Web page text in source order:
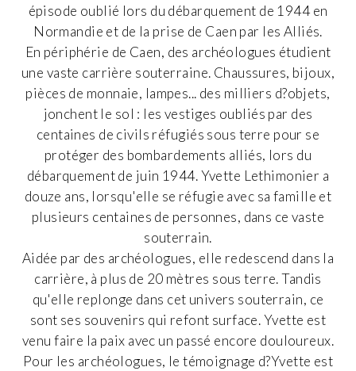
épisode oublié lors du débarquement de 1944 en
Normandie et de la prise de Caen par les Alliés.
En périphérie de Caen, des archéologues étudient
une vaste carrière souterraine. Chaussures, bijoux,
pièces de monnaie, lampes... des milliers d?objets,
jonchent le sol : les vestiges oubliés par des
centaines de civils réfugiés sous terre pour se
protéger des bombardements alliés, lors du
débarquement de juin 1944. Yvette Lethimonier a
douze ans, lorsqu'elle se réfugie avec sa famille et
plusieurs centaines de personnes, dans ce vaste
souterrain.
Aidée par des archéologues, elle redescend dans la
carrière, à plus de 20 mètres sous terre. Tandis
qu'elle replonge dans cet univers souterrain, ce
sont ses souvenirs qui refont surface. Yvette est
venu faire la paix avec un passé encore douloureux.
Pour les archéologues, le témoignage d?Yvette est